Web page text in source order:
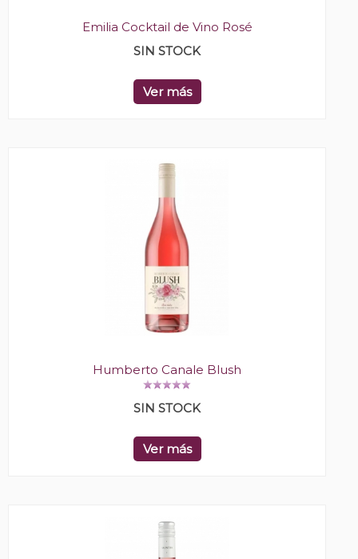
Emilia Cocktail de Vino Rosé
SIN STOCK
Ver más
Humberto Canale Blush
SIN STOCK
Ver más